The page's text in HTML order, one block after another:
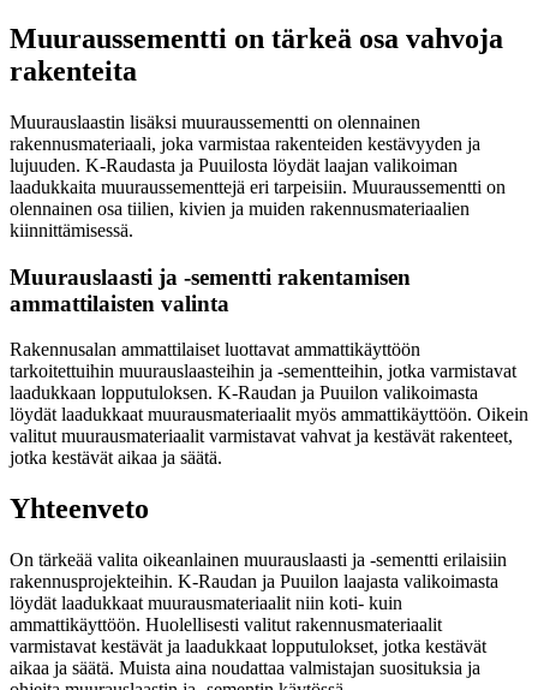
Muuraussementti on tärkeä osa vahvoja
rakenteita
Muurauslaastin lisäksi muuraussementti on olennainen
rakennusmateriaali, joka varmistaa rakenteiden kestävyyden ja
lujuuden. K-Raudasta ja Puuilosta löydät laajan valikoiman
laadukkaita muuraussementtejä eri tarpeisiin. Muuraussementti on
olennainen osa tiilien, kivien ja muiden rakennusmateriaalien
kiinnittämisessä.
Muurauslaasti ja -sementti rakentamisen
ammattilaisten valinta
Rakennusalan ammattilaiset luottavat ammattikäyttöön
tarkoitettuihin muurauslaasteihin ja -sementteihin, jotka varmistavat
laadukkaan lopputuloksen. K-Raudan ja Puuilon valikoimasta
löydät laadukkaat muurausmateriaalit myös ammattikäyttöön. Oikein
valitut muurausmateriaalit varmistavat vahvat ja kestävät rakenteet,
jotka kestävät aikaa ja säätä.
Yhteenveto
On tärkeää valita oikeanlainen muurauslaasti ja -sementti erilaisiin
rakennusprojekteihin. K-Raudan ja Puuilon laajasta valikoimasta
löydät laadukkaat muurausmateriaalit niin koti- kuin
ammattikäyttöön. Huolellisesti valitut rakennusmateriaalit
varmistavat kestävät ja laadukkaat lopputulokset, jotka kestävät
aikaa ja säätä. Muista aina noudattaa valmistajan suosituksia ja